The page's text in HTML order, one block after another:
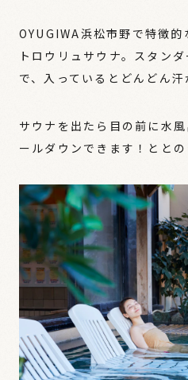
OYUGIWA浜松市野で特徴
トロウリュサウナ。スタン
で、入っているとどんどん汗
サウナを出たら目の前に水
ールダウンできます！ととの